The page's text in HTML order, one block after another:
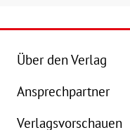
Über den Verlag
Ansprechpartner
Verlagsvorschauen